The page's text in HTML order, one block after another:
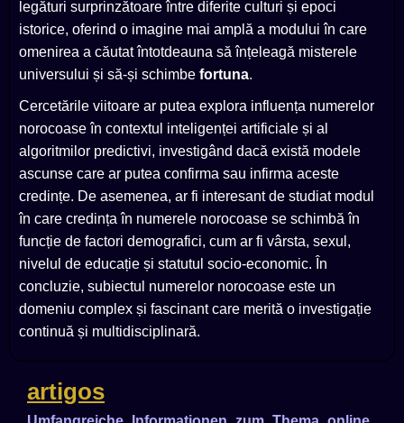
legături surprinzătoare între diferite culturi și epoci
istorice, oferind o imagine mai amplă a modului în care
omenirea a căutat întotdeauna să înțeleagă misterele
universului și să-și schimbe fortuna.
Cercetările viitoare ar putea explora influența numerelor
norocoase în contextul inteligenței artificiale și al
algoritmilor predictivi, investigând dacă există modele
ascunse care ar putea confirma sau infirma aceste
credințe. De asemenea, ar fi interesant de studiat modul
în care credința în numerele norocoase se schimbă în
funcție de factori demografici, cum ar fi vârsta, sexul,
nivelul de educație și statutul socio-economic. În
concluzie, subiectul numerelor norocoase este un
domeniu complex și fascinant care merită o investigație
continuă și multidisciplinară.
artigos